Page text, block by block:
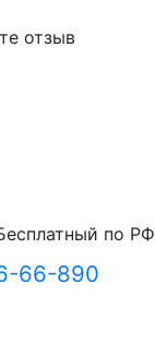
отзыв
по РФ
66-890